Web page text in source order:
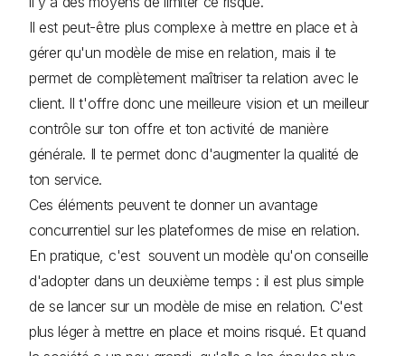
Il est peut-être plus complexe à mettre en place et à
gérer qu'un modèle de mise en relation, mais il te
permet de complètement maîtriser ta relation avec le
client. Il t'offre donc une meilleure vision et un meilleur
contrôle sur ton offre et ton activité de manière
générale. Il te permet donc d'augmenter la qualité de
ton service.
Ces éléments peuvent te donner un avantage
concurrentiel sur les plateformes de mise en relation.
En pratique, c'est souvent un modèle qu'on conseille
d'adopter dans un deuxième temps : il est plus simple
de se lancer sur un modèle de mise en relation. C'est
plus léger à mettre en place et moins risqué. Et quand